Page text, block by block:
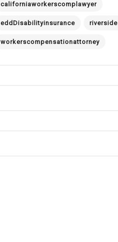
californiaworkerscomplawyer
eddDisabilityinsurance riverside
workerscompensationattorney